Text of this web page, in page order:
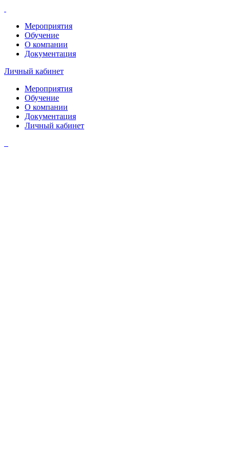
Мероприятия
Обучение
О компании
Документация
Личный кабинет
Мероприятия
Обучение
О компании
Документация
Личный кабинет